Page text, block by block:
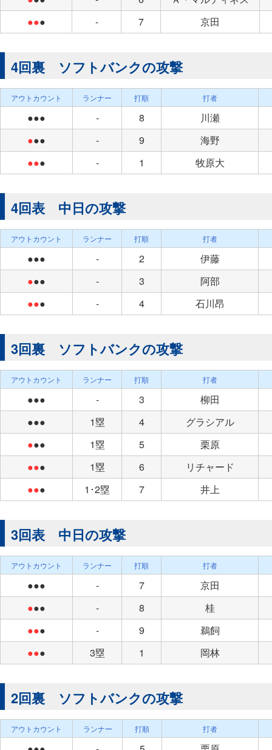
●●● - 7 京田
4回裏 ソフトバンクの攻撃
アウトカウント ランナー 打順 打者
●●● - 8
川瀬
●●● - 9
海野
●●● - 1 牧原大
4回表 中日の攻撃
アウトカウント ランナー 打順 打者
●●● - 2
伊藤
●●● - 3
阿部
●●● - 4 石川昂
3回裏 ソフトバンクの攻撃
アウトカウント ランナー 打順 打者
●●● - 3
柳田
●●●
1塁 4
グラシアル
●●● 1塁 5
栗原
●●● 1塁 6
リチャード
●●● 1･2塁 7 井上
3回表 中日の攻撃
アウトカウント ランナー 打順 打者
●●● - 7
京田
●●● - 8
桂
●●● - 9
鵜飼
●●● 3塁 1 岡林
2回裏 ソフトバンクの攻撃
アウトカウント ランナー 打順 打者